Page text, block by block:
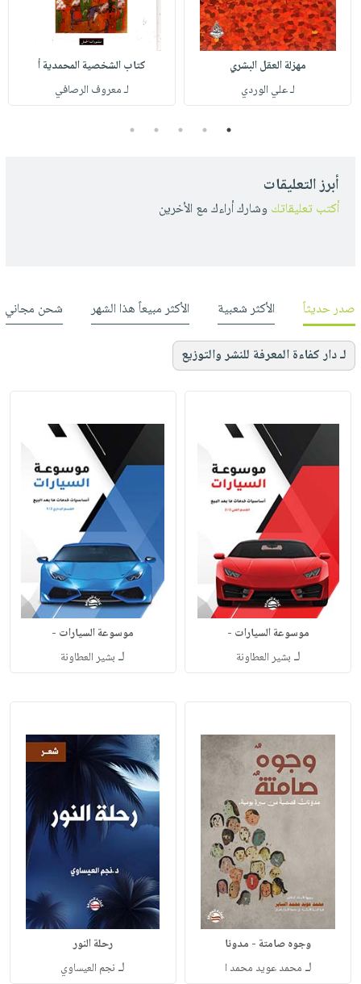
مهزلة العقل البشري
لـ علي الوردي
كتاب الشخصية المحمدية أ
لـ معروف الرصافي
1
2
3
4
5
أبرز التعليقات
أكتب تعليقاتك وشارك أراءك مع الأخرين
صدر حديثاً الأكثر شعبية الأكثر مبيعاً هذا الشهر شحن مجاني
لـ دار كفاءة المعرفة للنشر والتوزيع
موسوعة السيارات -
لـ بشير العطاونة
موسوعة السيارات -
لـ بشير العطاونة
وجوه صامتة - مدونا
لـ محمد عويد محمد ا
رحلة النور
لـ نجم العيساوي